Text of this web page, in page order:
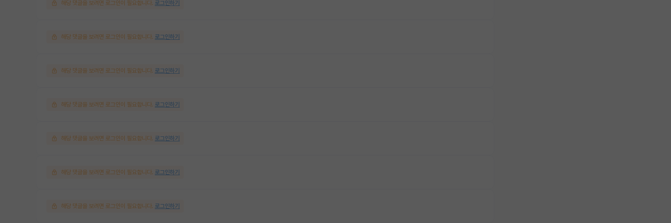
해당 댓글을 보려면 로그인이 필요합니다. 로그인하기
해당 댓글을 보려면 로그인이 필요합니다. 로그인하기
해당 댓글을 보려면 로그인이 필요합니다. 로그인하기
해당 댓글을 보려면 로그인이 필요합니다. 로그인하기
해당 댓글을 보려면 로그인이 필요합니다. 로그인하기
해당 댓글을 보려면 로그인이 필요합니다. 로그인하기
해당 댓글을 보려면 로그인이 필요합니다. 로그인하기